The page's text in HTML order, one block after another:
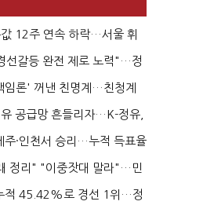
12주 연속 하락…서울 휘
원...
선갈등 완전 제로 노력"…정
공세 사...
임론' 꺼낸 친명계…친청계
때리기...
공급망 흔들리자…K-정유,
핵심...
주·인천서 승리…누적 득표율
종합)...
정리" "이중잣대 말라"…민
계파 다...
적 45.42%로 경선 1위…정